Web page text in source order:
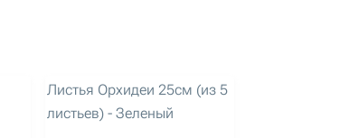
Листья Орхидеи 25см (из 5
листьев) - Зеленый